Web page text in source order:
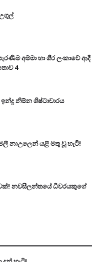
අම්මා හා ශී‍්‍ර ලංකාවේ ආදී
4
නිම්න ශිෂ්ටාචාරය
නාඋ‍ලෙන් යළි මතු වූ හැටි!
නවසීලන්තයේ ධීවරයකුගේ